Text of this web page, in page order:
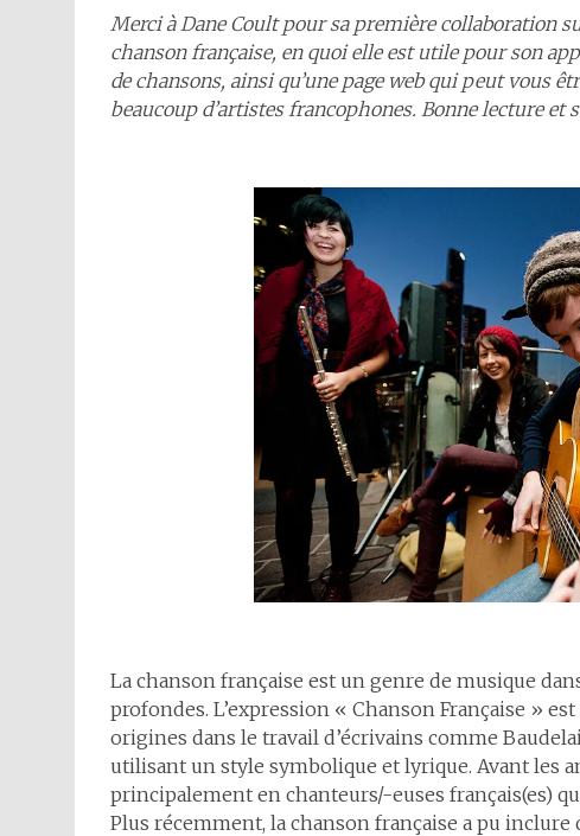
Merci à Dane Coult pour sa première collaboration
chanson française, en quoi elle est utile pour son
de chansons, ainsi qu’une page web qui peut vous
beaucoup d’artistes francophones. Bonne lecture et
La chanson française est un genre de musique
profondes. L’expression « Chanson Française »
origines dans le travail d’écrivains comme
utilisant un style symbolique et lyrique. Avant les
principalement en chanteurs/-euses français(es)
Plus récemment, la chanson française a pu